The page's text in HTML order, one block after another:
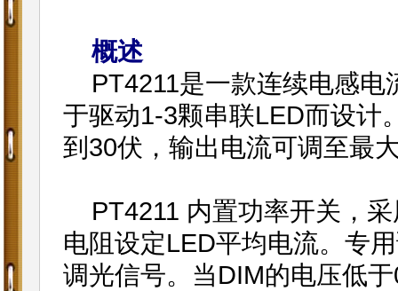
概述
PT4211是一款连续电感电
于驱动1-3颗串联LED而设计
到30伏，输出电流可调至最
PT4211 内置功率开关，采
电阻设定LED平均电流。专
调光信号。当DIM的电压低